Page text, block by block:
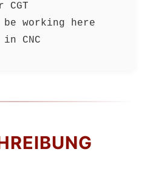
CGT
working here
CNC